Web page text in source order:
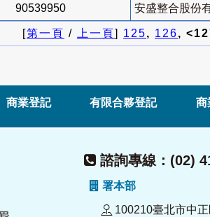
90539950 安盛整合股份
[第一頁 / 上一頁] 125, 126,
商業登記 有限合夥登記 商
諮詢專線：(02)
署本部
100210臺北市中